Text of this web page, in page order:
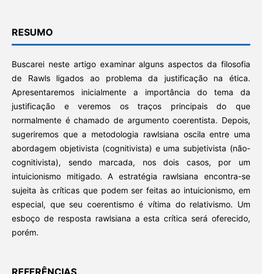
RESUMO
Buscarei neste artigo examinar alguns aspectos da filosofia
de Rawls ligados ao problema da justificação na ética.
Apresentaremos inicialmente a importância do tema da
justificação e veremos os traços principais do que
normalmente é chamado de argumento coerentista. Depois,
sugeriremos que a metodologia rawlsiana oscila entre uma
abordagem objetivista (cognitivista) e uma subjetivista (não-
cognitivista), sendo marcada, nos dois casos, por um
intuicionismo mitigado. A estratégia rawlsiana encontra-se
sujeita às críticas que podem ser feitas ao intuicionismo, em
especial, que seu coerentismo é vítima do relativismo. Um
esboço de resposta rawlsiana a esta crítica será oferecido,
porém.